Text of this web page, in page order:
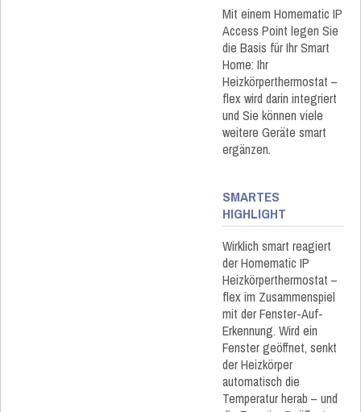
Mit einem Homematic IP
Access Point legen Sie
die Basis für Ihr Smart
Home: Ihr
Heizkörperthermostat –
flex wird darin integriert
und Sie können viele
weitere Geräte smart
ergänzen.
SMARTES
HIGHLIGHT
Wirklich smart reagiert
der Homematic IP
Heizkörperthermostat –
flex im Zusammenspiel
mit der Fenster-Auf-
Erkennung. Wird ein
Fenster geöffnet, senkt
der Heizkörper
automatisch die
Temperatur herab – und